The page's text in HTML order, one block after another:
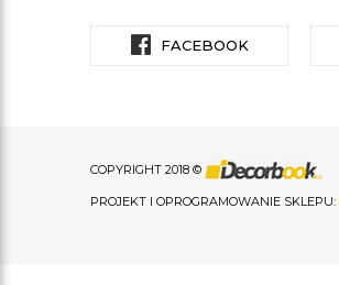
FACEBOOK
COPYRIGHT 2018 ©
PROJEKT I OPROGRAMOWANIE SKLEPU: